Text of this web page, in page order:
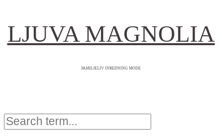
LJUVA MAGNOLIA
FAMILJELIV INREDNING MODE